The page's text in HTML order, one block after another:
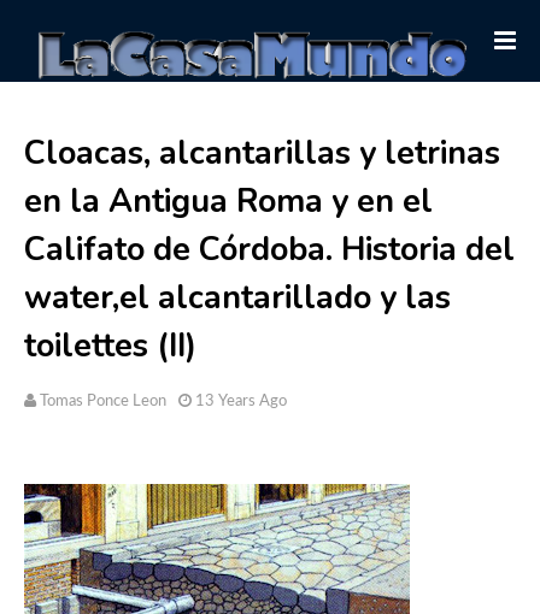
Cloacas, alcantarillas y letrinas
en la Antigua Roma y en el
Califato de Córdoba. Historia del
water,el alcantarillado y las
toilettes (II)
Tomas Ponce Leon 13 Years Ago